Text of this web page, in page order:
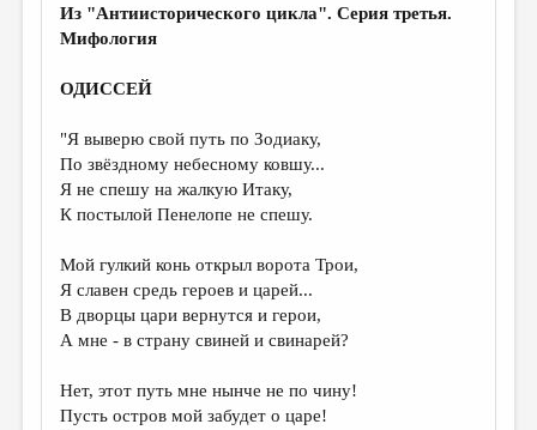
НОВОСТИ
ИЗБРАННОЕ
ДАЙДЖЕСТ
ПЕРЕВОДЫ
КОНКУРСЫ
КНИЖНАЯ ПОЛКА
Из "Антиисторического цикла". Серия третья.
Мифология
ОДИССЕЙ
"Я выверю свой путь по Зодиаку,
По звёздному небесному ковшу...
Я не спешу на жалкую Итаку,
К постылой Пенелопе не спешу.
Мой гулкий конь открыл ворота Трои,
Я славен средь героев и царей...
В дворцы цари вернутся и герои,
А мне - в страну свиней и свинарей?
Нет, этот путь мне нынче не по чину!
Пусть остров мой забудет о царе!